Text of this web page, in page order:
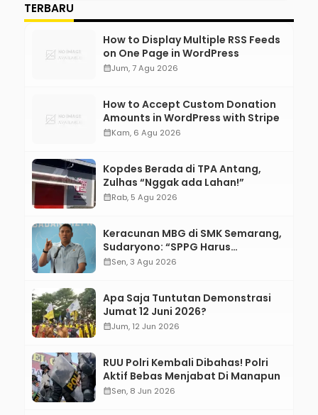
TERBARU
How to Display Multiple RSS Feeds
on One Page in WordPress
calendar_monthJum, 7 Agu 2026
How to Accept Custom Donation
Amounts in WordPress with Stripe
calendar_monthKam, 6 Agu 2026
Kopdes Berada di TPA Antang,
Zulhas “Nggak ada Lahan!”
calendar_monthRab, 5 Agu 2026
Keracunan MBG di SMK Semarang,
Sudaryono: “SPPG Harus
Bertanggung Jawab!”
calendar_monthSen, 3 Agu 2026
Apa Saja Tuntutan Demonstrasi
Jumat 12 Juni 2026?
calendar_monthJum, 12 Jun 2026
RUU Polri Kembali Dibahas! Polri
Aktif Bebas Menjabat Di Manapun
calendar_monthSen, 8 Jun 2026